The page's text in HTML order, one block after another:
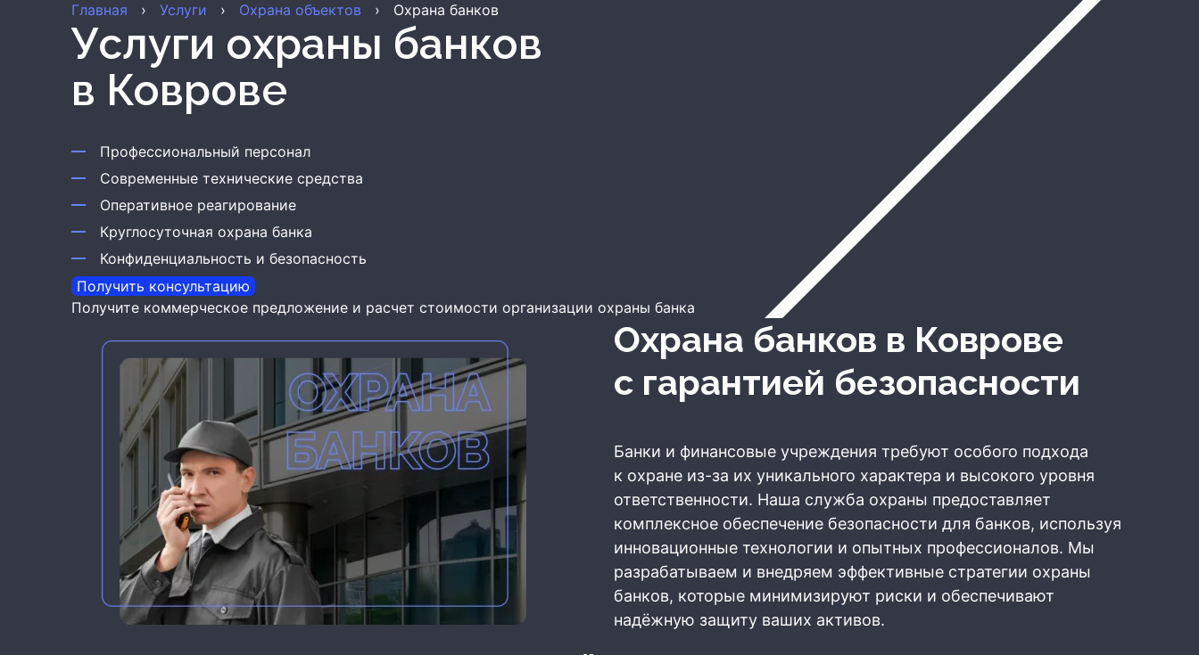
Главная › Услуги › Охрана объектов › Охрана банков
Услуги охраны банков
в Коврове
Профессиональный персонал
Современные технические средства
Оперативное реагирование
Круглосуточная охрана банка
Конфиденциальность и безопасность
Получить консультацию
Получите коммерческое предложение и расчет стоимости организации охраны банка
Охрана банков в Коврове
с гарантией безопасности
Банки и финансовые учреждения требуют особого подхода
к охране из-за их уникального характера и высокого уровня
ответственности. Наша служба охраны предоставляет
комплексное обеспечение безопасности для банков, используя
инновационные технологии и опытных профессионалов. Мы
разрабатываем и внедряем эффективные стратегии охраны
банков, которые минимизируют риски и обеспечивают
надёжную защиту ваших активов.